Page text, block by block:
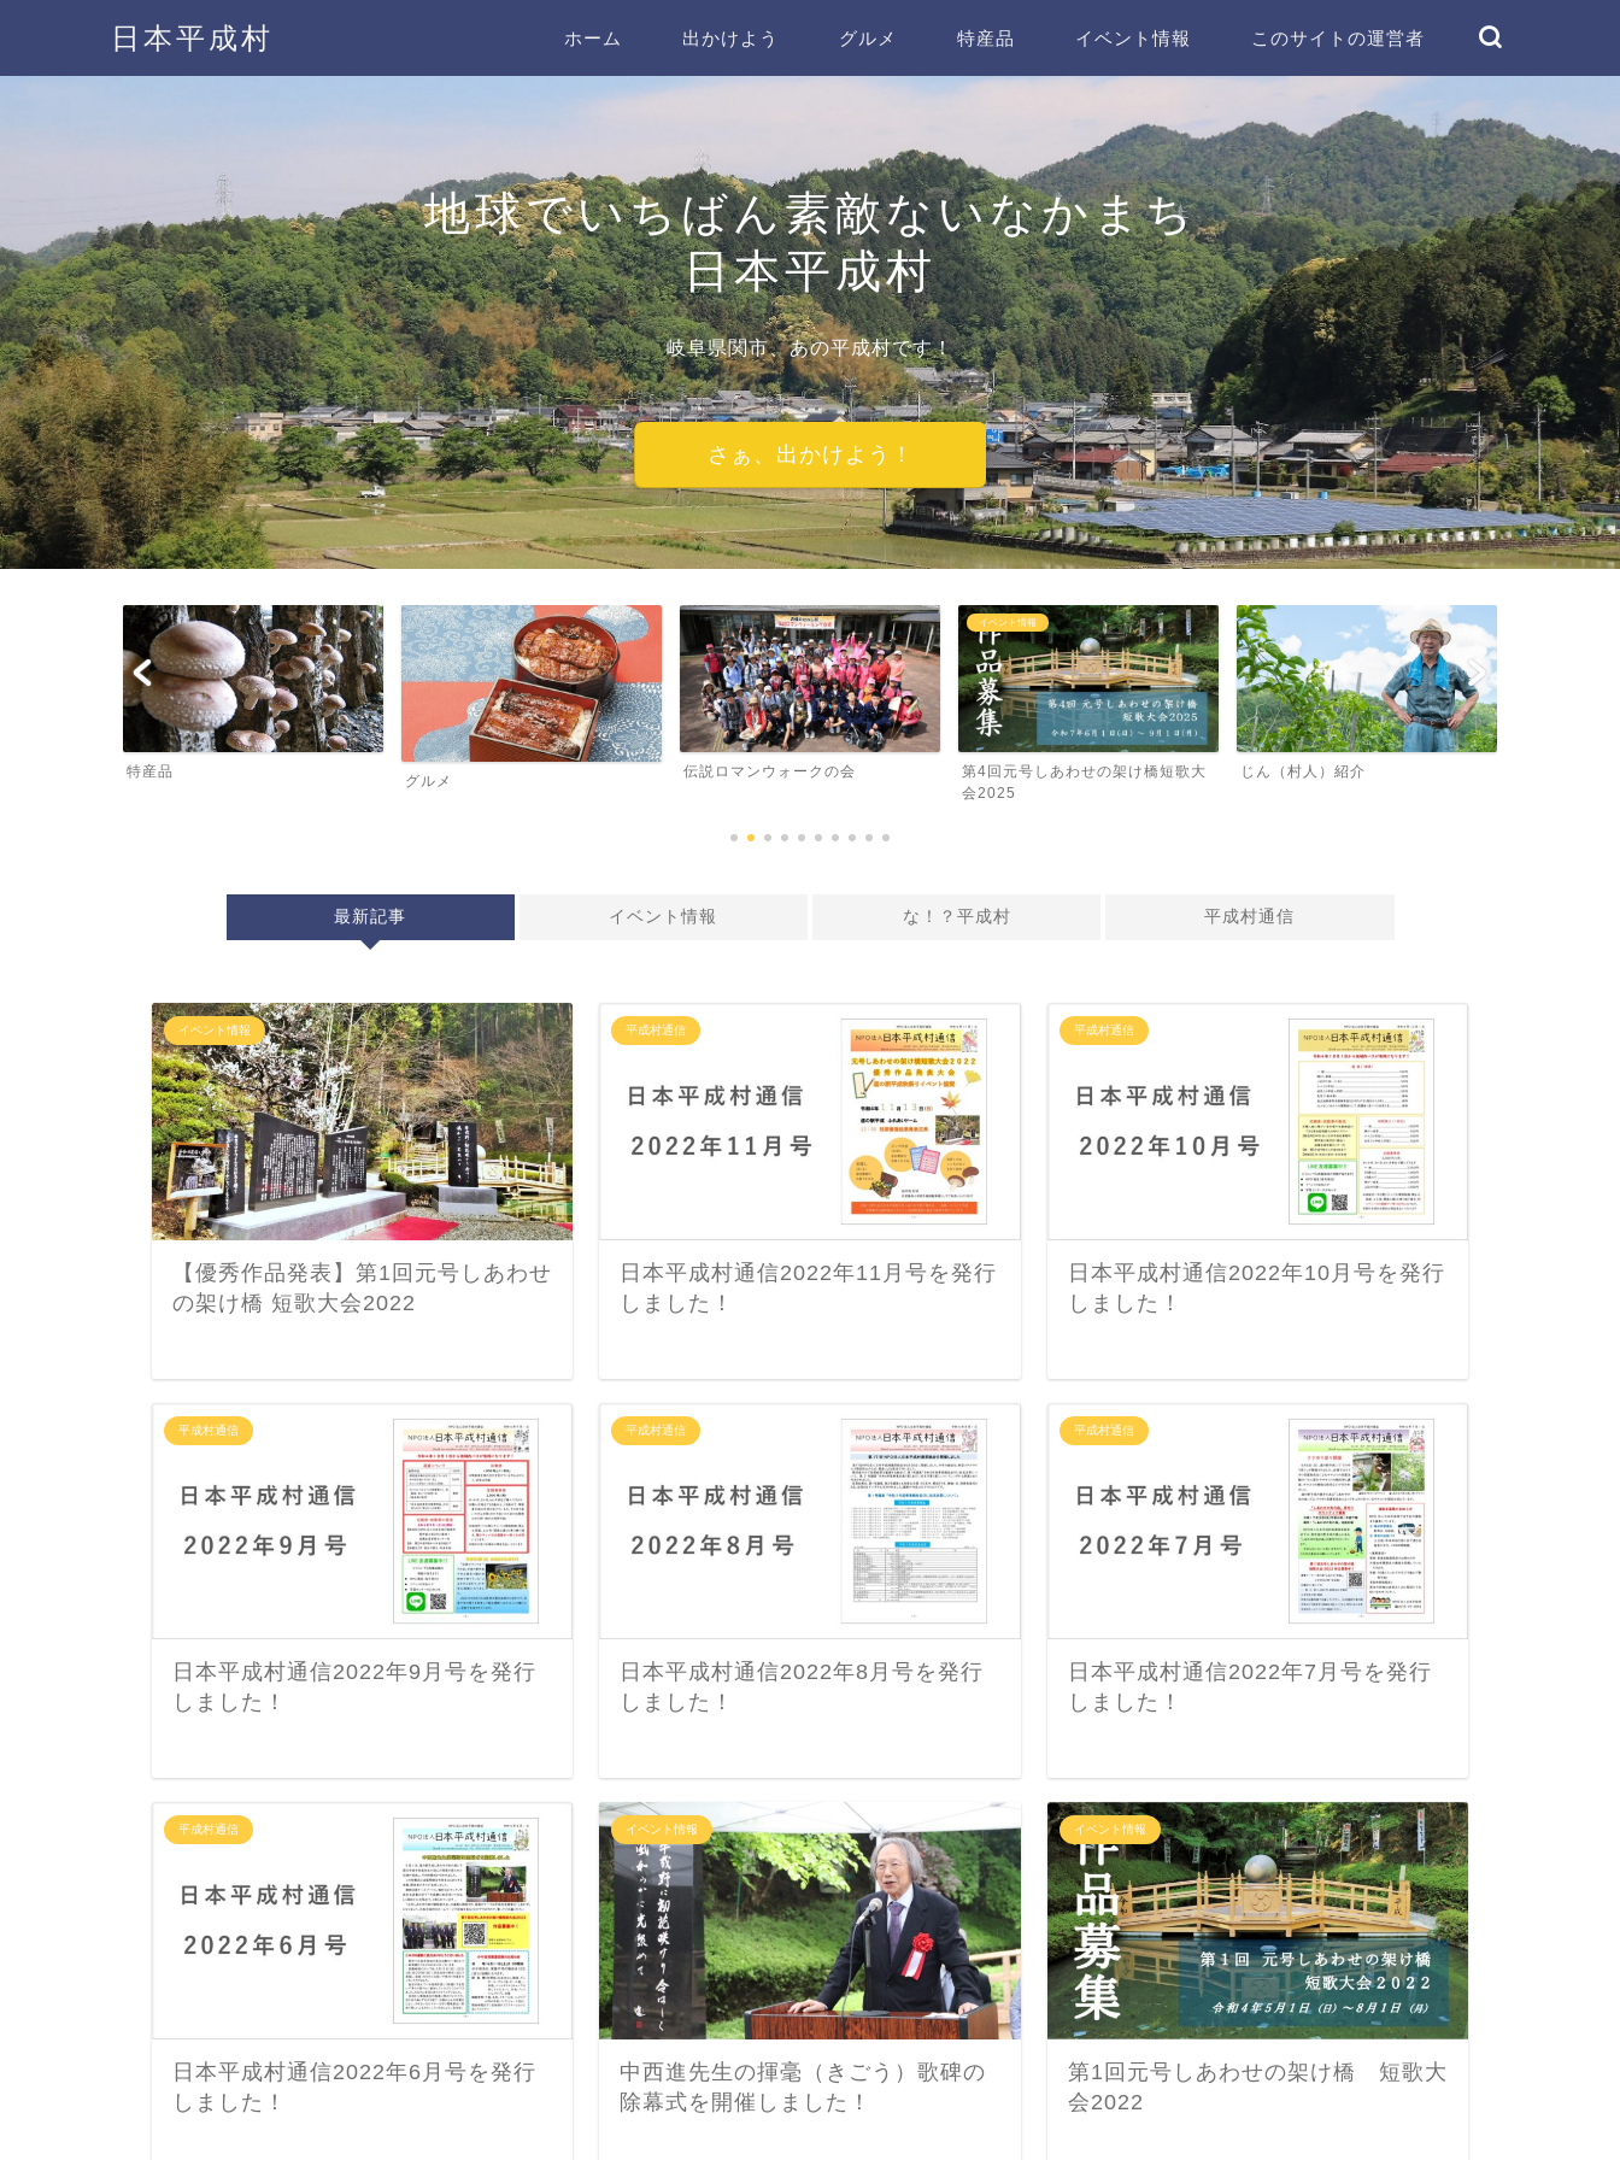
日本平成村 ホーム 出かけよう グルメ 特産品 イベント情報 このサイトの運営者
地球でいちばん素敵ないなかまち
日本平成村
岐阜県関市、あの平成村です！
さぁ、出かけよう！
グルメ
イベント情報
第4回元号しあわせの架け橋短歌大
じん（村人）紹介 イメージキャラクター
最新記事 イベント情報 な！？平成村 平成村通信
イベント情報
【優秀作品発表】第1回元号しあわせ
の架け橋 短歌大会2022
平成村通信
日本平成村通信2022年11月号を発行
しました！
平成村通信
日本平成村通信2022年10月号を発行
しました！
平成村通信
日本平成村通信2022年9月号を発行
しました！
平成村通信
日本平成村通信2022年8月号を発行
しました！
平成村通信
日本平成村通信2022年7月号を発行
しました！
平成村通信
日本平成村通信2022年6月号を発行
しました！
イベント情報
中西進先生の揮毫（きごう）歌碑の
除幕式を開催しました！
イベント情報
第1回元号しあわせの架け橋 短歌大
会2022